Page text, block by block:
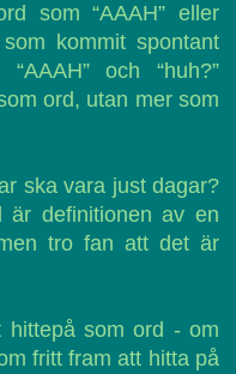
som “AAAH” eller
kommit spontant
och “huh?”
ord, utan mer som
ska vara just dagar?
definitionen av en
tro fan att det är
hittepå som ord - om
fritt fram att hitta på